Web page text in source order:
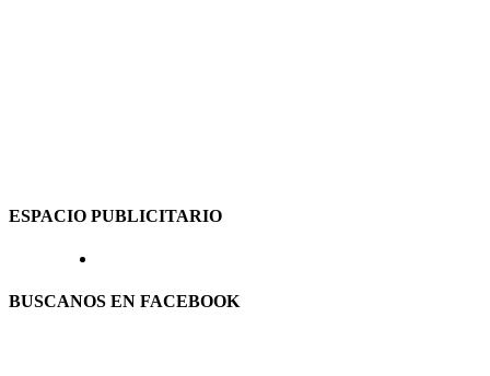
ESPACIO PUBLICITARIO
BUSCANOS EN FACEBOOK